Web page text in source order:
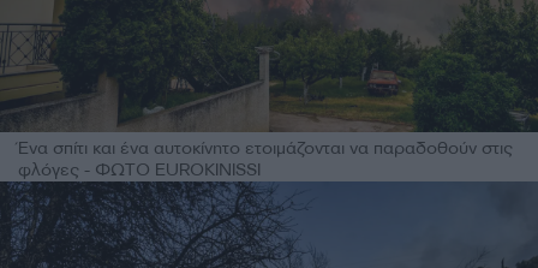
Ένα σπίτι και ένα αυτοκίνητο ετοιμάζονται να παραδοθούν στις
φλόγες - ΦΩΤΟ EUROKINISSI